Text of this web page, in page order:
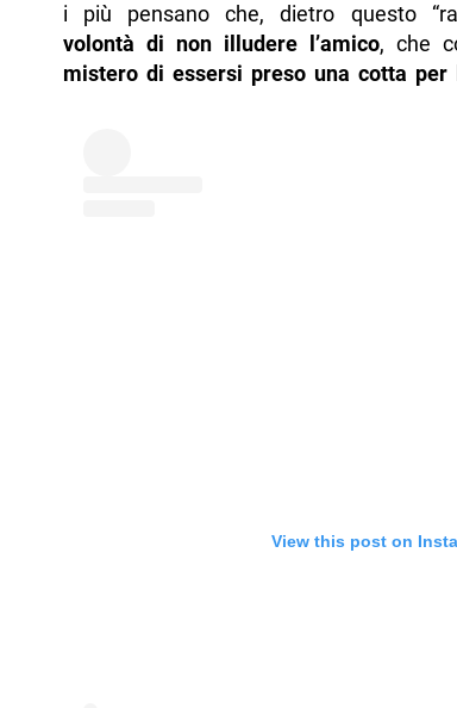
i più pensano che, dietro questo
volontà di non illudere l’amico, che
mistero di essersi preso una cotta per
View this post on